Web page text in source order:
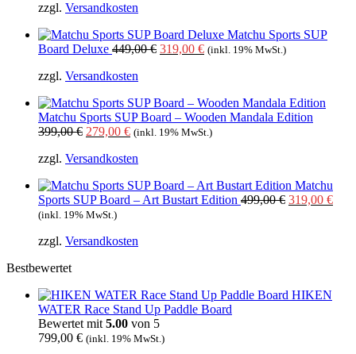
zzgl. Versandkosten
Matchu Sports SUP
Board Deluxe 449,00€ Ursprünglicher
319,00 €Aktueller
(inkl. 19% MwSt.)
zzgl. Versandkosten
Matchu Sports SUP Board – Wooden Mandala Edition
399,00€ Ursprünglicher
war:
279,00 €Aktueller
ist:
(inkl. 19% MwSt.)
zzgl. Versandkosten
Matchu
Sports SUP Board – Art Bustart Edition 499,00€ 319,00 €
(inkl. 19% MwSt.)
zzgl. Versandkosten
Bestbewertet
HIKEN
WATER Race Stand Up Paddle Board
Bewertet mit 5.00 von 5
799,00 € (inkl. 19% MwSt.)